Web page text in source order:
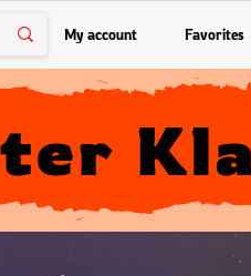
My account Favorites